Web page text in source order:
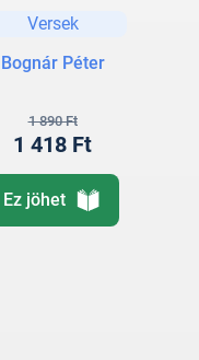
Versek
Bognár Péter
1 890 Ft
1 418 Ft
Ez jöhet